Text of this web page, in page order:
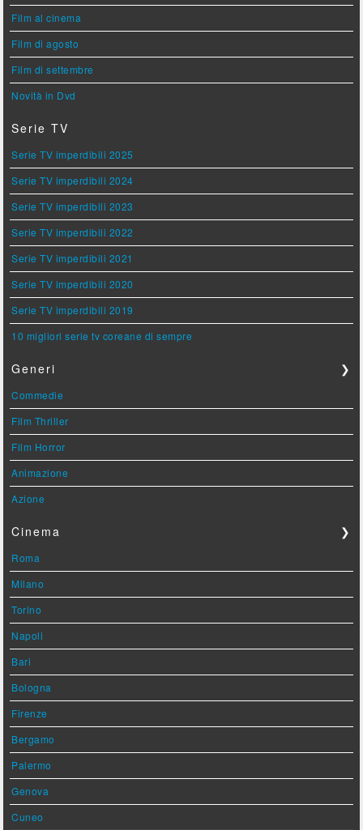
Film al cinema
Film di agosto
Film di settembre
Novità in Dvd
Serie TV
Serie TV imperdibili 2025
Serie TV imperdibili 2024
Serie TV imperdibili 2023
Serie TV imperdibili 2022
Serie TV imperdibili 2021
Serie TV imperdibili 2020
Serie TV imperdibili 2019
10 migliori serie tv coreane di sempre
Generi ❯
Commedie
Film Thriller
Film Horror
Animazione
Azione
Cinema ❯
Roma
Milano
Torino
Napoli
Bari
Bologna
Firenze
Bergamo
Palermo
Genova
Cuneo